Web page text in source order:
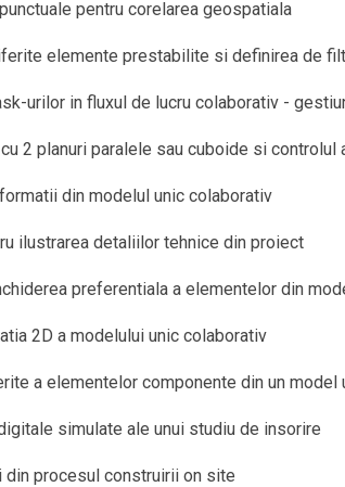
pentru corelarea geospatiala
elemente prestabilite si definirea de
urilor in fluxul de lucru colaborativ -
2 planuri paralele sau cuboide si controlul
din modelul unic colaborativ
ilustrarea detaliilor tehnice din proiect
preferentiala a elementelor din
2D a modelului unic colaborativ
a elementelor componente din un model
simulate ale unui studiu de insorire
din procesul construirii on site